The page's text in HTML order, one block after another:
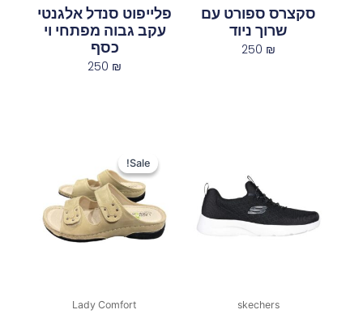
סקצרס ספורט עם
שרוך ניוד
250 ₪
פלייפוט סנדל אלגנטי
עקב גבוה מפתחי וי
כסף
250 ₪
skechers
Sale!
Sale!
Lady Comfort
היה:
200 ₪.
150 ₪.